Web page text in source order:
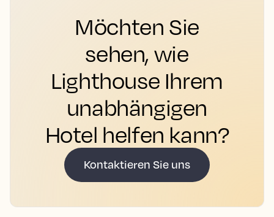
Möchten Sie
sehen, wie
Lighthouse Ihrem
unabhängigen
Hotel helfen kann?
Kontaktieren Sie uns